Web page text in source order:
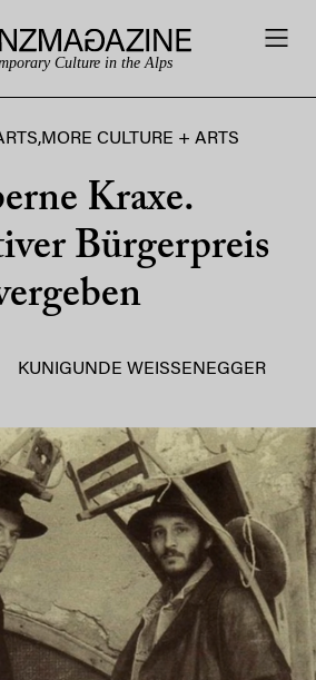
Culture in the Alps
,MORE CULTURE + ARTS
Kraxe.
Bürgerpreis
KUNIGUNDE WEISSENEGGER